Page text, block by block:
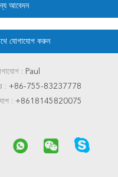
আবেদন
যোগাযোগ করুন
: Paul
: +86-755-83237778
: +8618145820075